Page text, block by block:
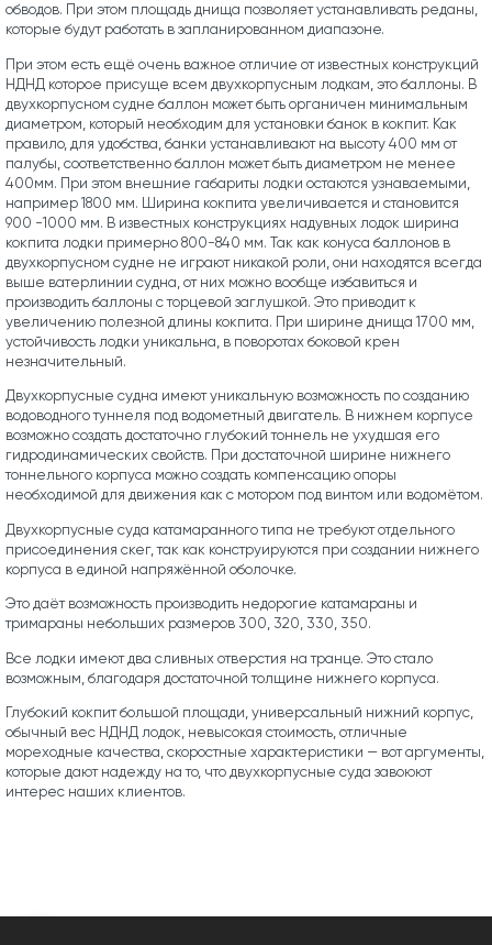
обводов. При этом площадь днища позволяет устанавливать реданы,
которые будут работать в запланированном диапазоне.
При этом есть ещё очень важное отличие от известных конструкций
НДНД которое присуще всем двухкорпусным лодкам, это баллоны. В
двухкорпусном судне баллон может быть органичен минимальным
диаметром, который необходим для установки банок в кокпит. Как
правило, для удобства, банки устанавливают на высоту 400 мм от
палубы, соответственно баллон может быть диаметром не менее
400мм. При этом внешние габариты лодки остаются узнаваемыми,
например 1800 мм. Ширина кокпита увеличивается и становится
900 -1000 мм. В известных конструкциях надувных лодок ширина
кокпита лодки примерно 800-840 мм. Так как конуса баллонов в
двухкорпусном судне не играют никакой роли, они находятся всегда
выше ватерлинии судна, от них можно вообще избавиться и
производить баллоны с торцевой заглушкой. Это приводит к
увеличению полезной длины кокпита. При ширине днища 1700 мм,
устойчивость лодки уникальна, в поворотах боковой крен
незначительный.
Двухкорпусные судна имеют уникальную возможность по созданию
водоводного туннеля под водометный двигатель. В нижнем корпусе
возможно создать достаточно глубокий тоннель не ухудшая его
гидродинамических свойств. При достаточной ширине нижнего
тоннельного корпуса можно создать компенсацию опоры
необходимой для движения как с мотором под винтом или водомётом.
Двухкорпусные суда катамаранного типа не требуют отдельного
присоединения скег, так как конструируются при создании нижнего
корпуса в единой напряжённой оболочке.
Это даёт возможность производить недорогие катамараны и
тримараны небольших размеров 300, 320, 330, 350.
Все лодки имеют два сливных отверстия на транце. Это стало
возможным, благодаря достаточной толщине нижнего корпуса.
Глубокий кокпит большой площади, универсальный нижний корпус,
обычный вес НДНД лодок, невысокая стоимость, отличные
мореходные качества, скоростные характеристики — вот аргументы,
которые дают надежду на то, что двухкорпусные суда завоюют
интерес наших клиентов.